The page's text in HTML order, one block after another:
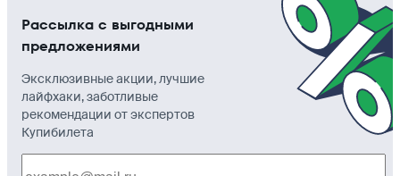
Рассылка с выгодными
предложениями
Эксклюзивные акции, лучшие
лайфхаки, заботливые
рекомендации от экспертов
Купибилета